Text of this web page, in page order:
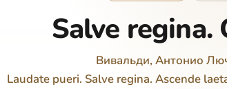
Salve regina.
Вивальди, Антонио
Laudate pueri. Salve regina. Ascende